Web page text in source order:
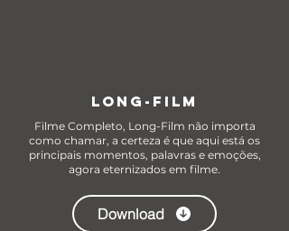
LONG-FILM
Filme Completo, Long-Film não importa
como chamar, a certeza é que aqui está os
principais momentos, palavras e emoções,
agora eternizados em filme.
Download